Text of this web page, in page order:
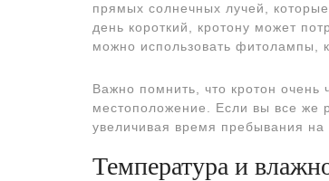
прямых солнечных лучей,
день короткий, кротону может
можно использовать фитолампы,
Важно помнить, что кротон очень
местоположение. Если вы все же
увеличивая время пребывания
Температура и